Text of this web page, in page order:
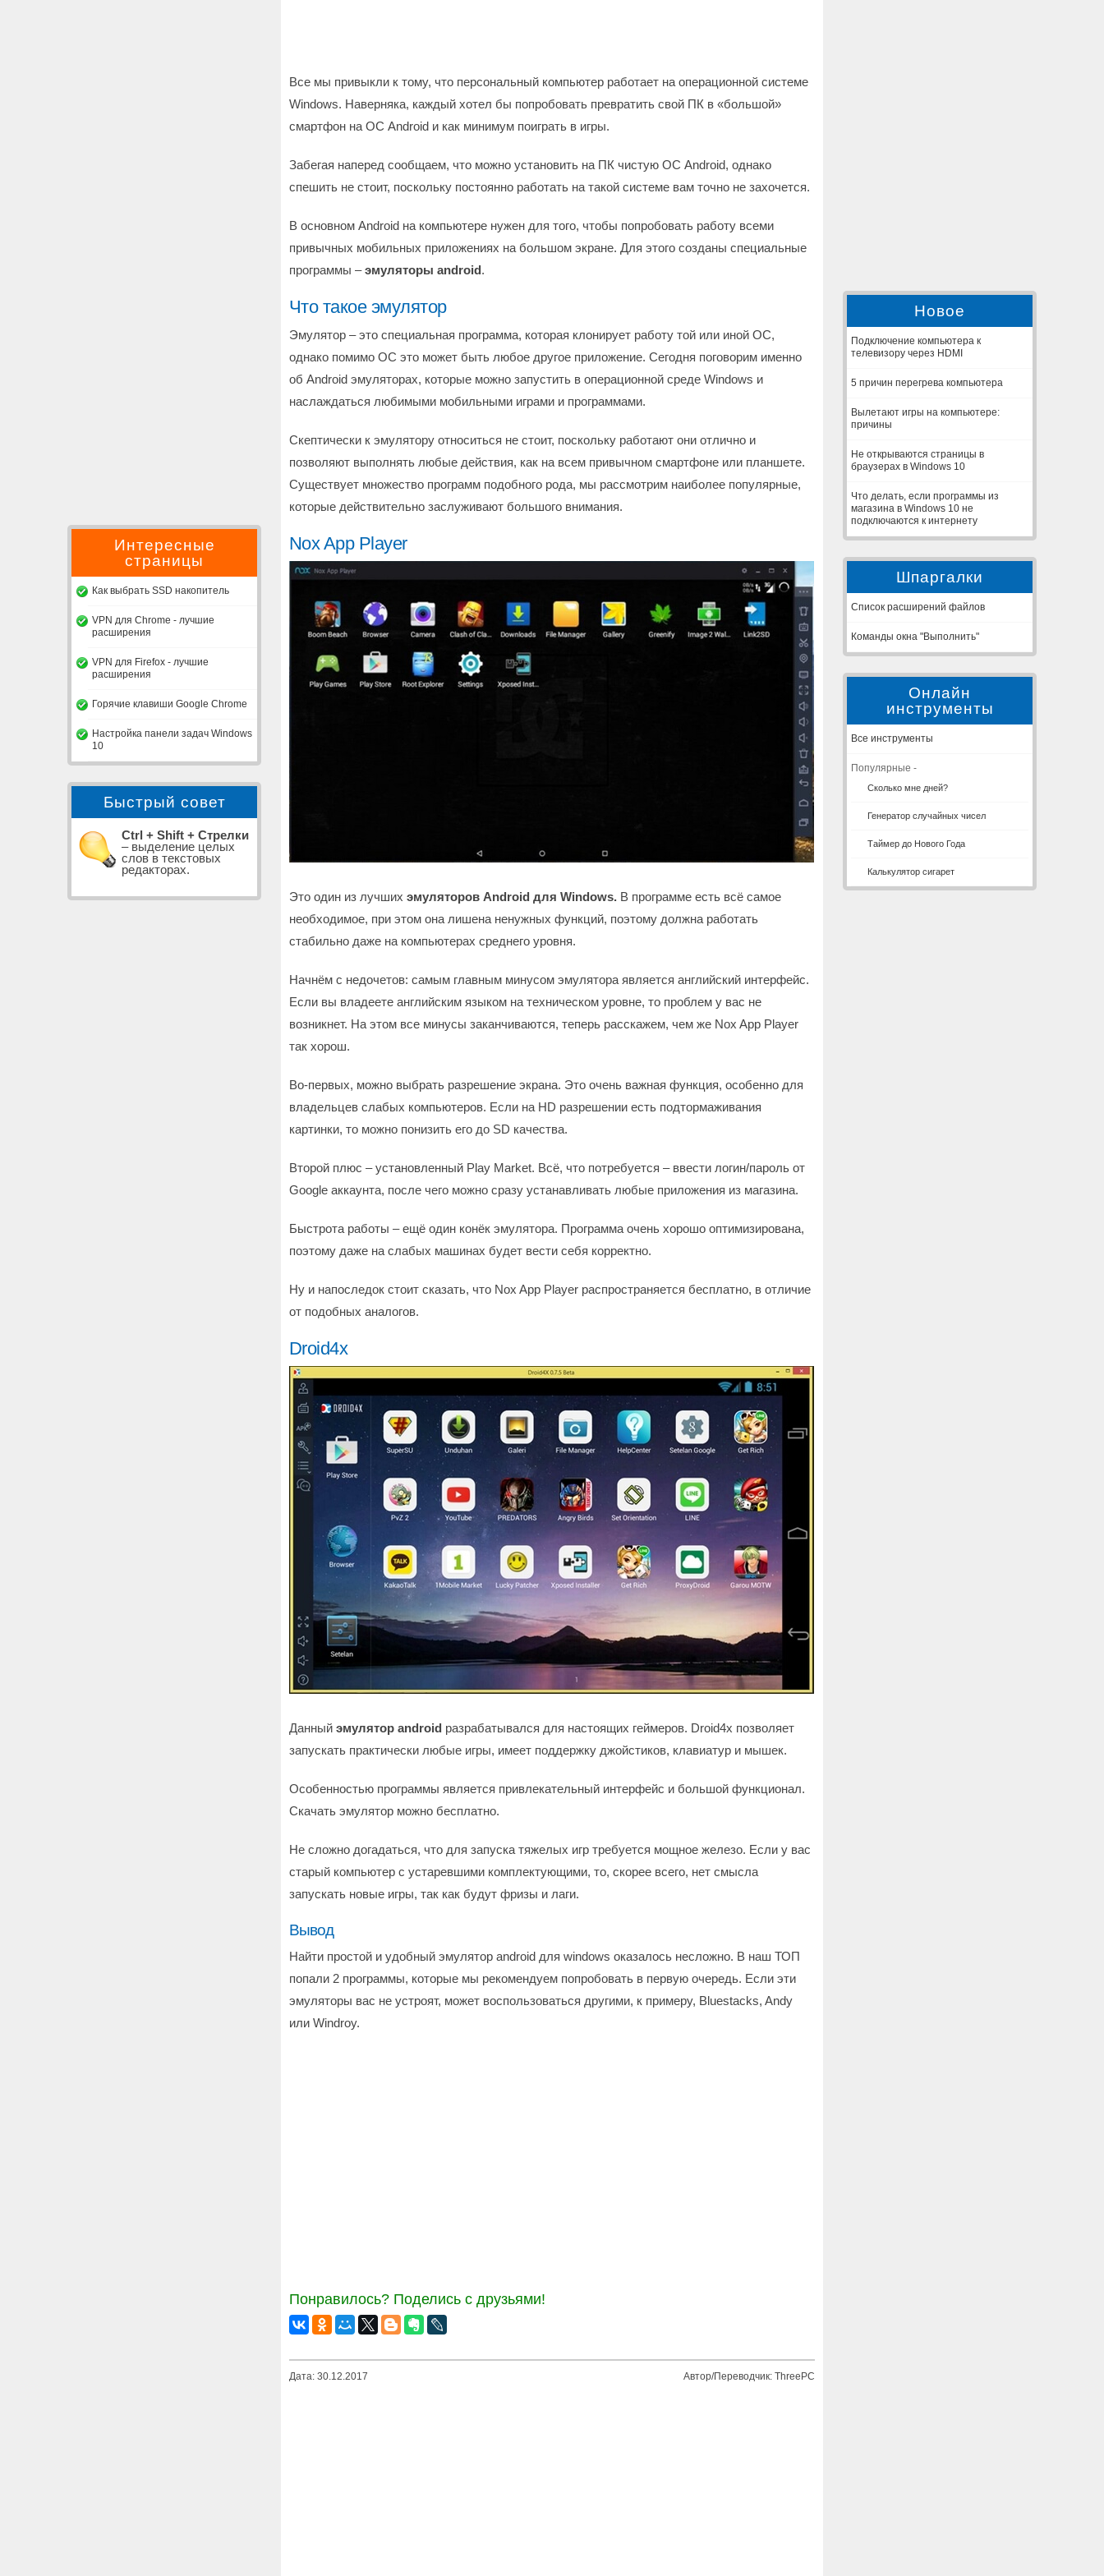
Интересные
страницы
Как выбрать SSD накопитель
VPN для Chrome - лучшие
расширения
VPN для Firefox - лучшие
расширения
Горячие клавиши Google Chrome
Настройка панели задач Windows
10
Быстрый совет
Ctrl + Shift + Стрелки
– выделение целых
слов в текстовых
редакторах.
Все мы привыкли к тому, что персональный компьютер работает на операционной системе
Windows. Наверняка, каждый хотел бы попробовать превратить свой ПК в «большой»
смартфон на ОС Android и как минимум поиграть в игры.
Забегая наперед сообщаем, что можно установить на ПК чистую ОС Android, однако
спешить не стоит, поскольку постоянно работать на такой системе вам точно не захочется.
В основном Android на компьютере нужен для того, чтобы попробовать работу всеми
привычных мобильных приложениях на большом экране. Для этого созданы специальные
программы –эмуляторы android .
Что такое эмулятор
Эмулятор – это специальная программа, которая клонирует работу той или иной ОС,
однако помимо ОС это может быть любое другое приложение. Сегодня поговорим именно
об Android эмуляторах, которые можно запустить в операционной среде Windows и
наслаждаться любимыми мобильными играми и программами.
Скептически к эмулятору относиться не стоит, поскольку работают они отлично и
позволяют выполнять любые действия, как на всем привычном смартфоне или планшете.
Существует множество программ подобного рода, мы рассмотрим наиболее популярные,
которые действительно заслуживают большого внимания.
Nox App Player
Это один из лучших эмуляторов Android для Windows. В программе есть всё самое
необходимое, при этом она лишена ненужных функций, поэтому должна работать
стабильно даже на компьютерах среднего уровня.
Начнём с недочетов: самым главным минусом эмулятора является английский интерфейс.
Если вы владеете английским языком на техническом уровне, то проблем у вас не
возникнет. На этом все минусы заканчиваются, теперь расскажем, чем же Nox App Player
так хорош.
Во-первых, можно выбрать разрешение экрана. Это очень важная функция, особенно для
владельцев слабых компьютеров. Если на HD разрешении есть подтормаживания
картинки, то можно понизить его до SD качества.
Второй плюс – установленный Play Market. Всё, что потребуется – ввести логин/пароль от
Google аккаунта, после чего можно сразу устанавливать любые приложения из магазина.
Быстрота работы – ещё один конёк эмулятора. Программа очень хорошо оптимизирована,
поэтому даже на слабых машинах будет вести себя корректно.
Ну и напоследок стоит сказать, что Nox App Player распространяется бесплатно, в отличие
от подобных аналогов.
Droid4x
Данный эмулятор android разрабатывался для настоящих геймеров. Droid4x позволяет
запускать практически любые игры, имеет поддержку джойстиков, клавиатур и мышек.
Особенностью программы является привлекательный интерфейс и большой функционал.
Скачать эмулятор можно бесплатно.
Не сложно догадаться, что для запуска тяжелых игр требуется мощное железо. Если у вас
старый компьютер с устаревшими комплектующими, то, скорее всего, нет смысла
запускать новые игры, так как будут фризы и лаги.
Вывод
Найти простой и удобный эмулятор android для windows оказалось несложно. В наш ТОП
попали 2 программы, которые мы рекомендуем попробовать в первую очередь. Если эти
эмуляторы вас не устроят, может воспользоваться другими, к примеру, Bluestacks, Andy
или Windroy.
Понравилось? Поделись с друзьями!
Дата: 30.12.2017 Автор/Переводчик: ThreePC
Новое
Подключение компьютера к
телевизору через HDMI
5 причин перегрева компьютера
Вылетают игры на компьютере:
причины
Не открываются страницы в
браузерах в Windows 10
Что делать, если программы из
магазина в Windows 10 не
подключаются к интернету
Шпаргалки
Список расширений файлов
Команды окна "Выполнить"
Онлайн
инструменты
Все инструменты
Популярные -
Сколько мне дней?
Генератор случайных чисел
Таймер до Нового Года
Калькулятор сигарет